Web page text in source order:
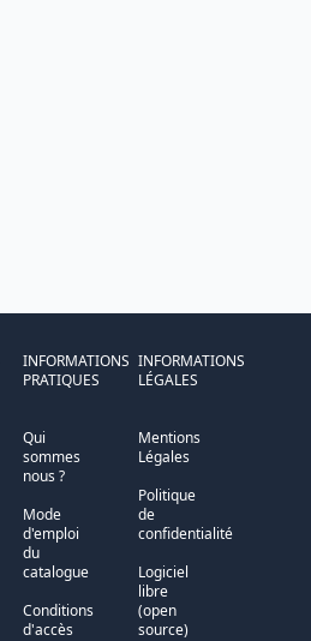
INFORMATIONS
PRATIQUES
Qui
sommes
nous ?
Mode
d'emploi
du
catalogue
Conditions
d'accès
INFORMATIONS
LÉGALES
Mentions
Légales
Politique
de
confidentialité
Logiciel
libre
(open
source)